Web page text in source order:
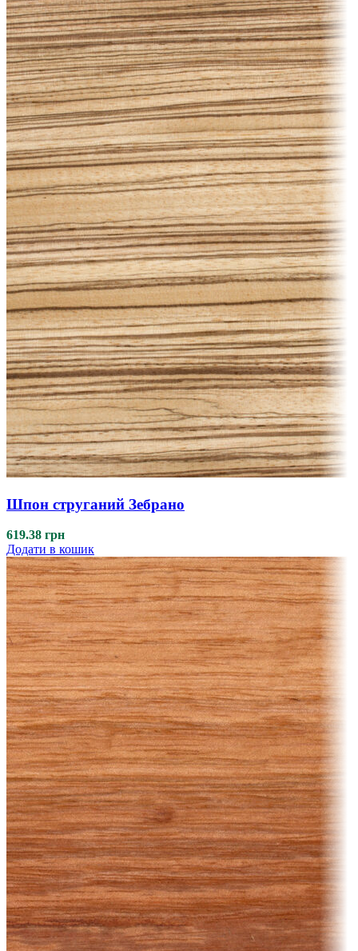
Шпон струганий Зебрано
619.38 грн
Додати в кошик